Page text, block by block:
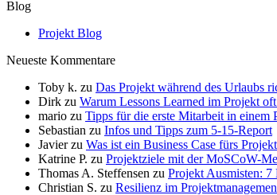
Blog
Projekt Blog
Neueste Kommentare
Toby k. zu Das Projekt während des Urlaubs
Dirk zu Warum Lessons Learned im Projekt
mario zu Tipps für die erste Mitarbeit in einem
Sebastian zu Infos und Tipps zum 5-15-Report
Javierzu Was ist ein Business Case fürs
Katrine P. zu Projektziele mit der MoSCoW-
Thomas A. Steffensen zu Projekt Ausmisten: 7
Christian S. zu Resilienz im